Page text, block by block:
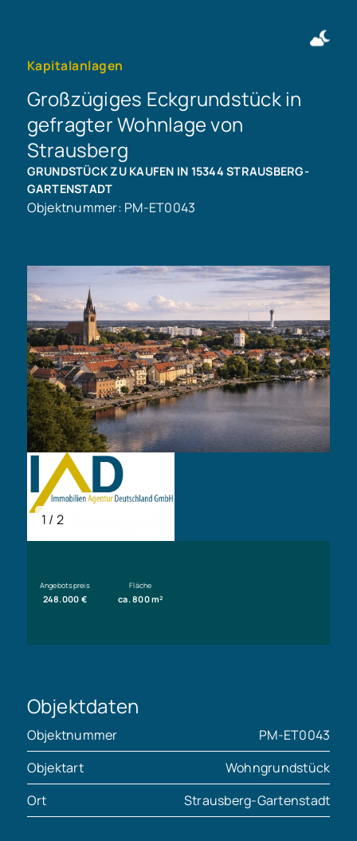
Kapitalanlagen
Großzügiges Eckgrundstück in
gefragter Wohnlage von
Strausberg
GRUNDSTÜCK ZU KAUFEN IN 15344 STRAUSBERG-
GARTENSTADT
Objektnummer: PM-ET0043
1 / 2
Angebotspreis
248.000 €
Fläche
ca. 800 m²
Objektdaten
Objektnummer
PM-ET0043
Objektart
Wohngrundstück
Ort
Strausberg-Gartenstadt